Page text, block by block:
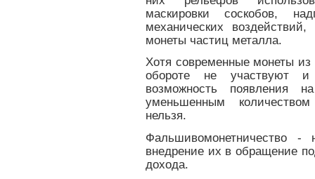
маскировки соскобов,
механических
монеты частиц металла.
Хотя современные монеты
обороте не участвуют и
возможность появления
уменьшенным
нельзя.
Фальшивомонетничество -
внедрение их в обращение
дохода.